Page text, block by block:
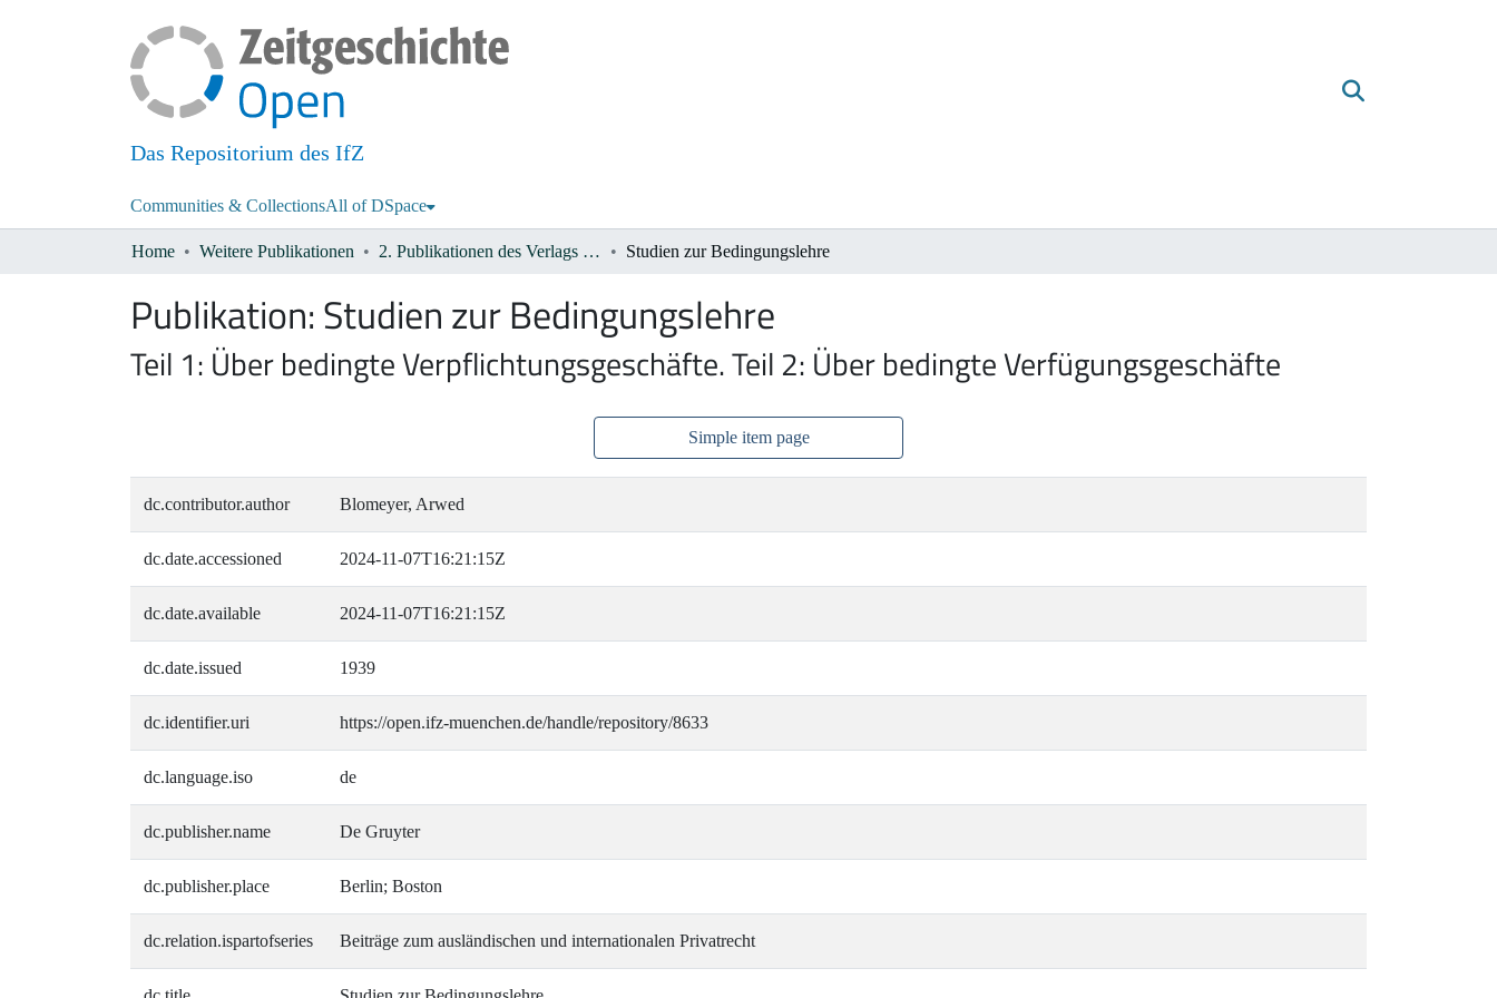
Das Repositorium des IfZ
Communities & CollectionsAll of DSpace
Home Weitere Publikationen 2. Publikationen des Verlags De Gruyter 1933-1945 Studien zur Bedingungslehre
Publikation:Studien zur Bedingungslehre
Teil 1: Über bedingte Verpflichtungsgeschäfte. Teil 2: Über bedingte Verfügungsgeschäfte
Simple item page
dc.contributor.author Blomeyer, Arwed
dc.date.accessioned 2024-11-07T16:21:15Z
dc.date.available 2024-11-07T16:21:15Z
dc.date.issued 1939
dc.identifier.uri https://open.ifz-muenchen.de/handle/repository/8633
dc.language.iso de
dc.publisher.name De Gruyter
dc.publisher.place Berlin; Boston
dc.relation.ispartofseries Beiträge zum ausländischen und internationalen Privatrecht